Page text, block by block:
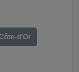
d'Or